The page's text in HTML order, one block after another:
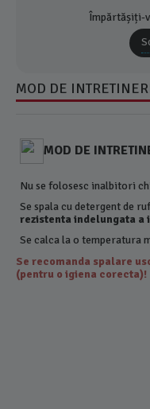
Împărtășiți-
MOD DE
MOD DE
Nu se folosesc inalbitori
Se spala cu detergent de
rezistenta indelungata
Se calca la o temperatura
Se recomanda spalare
(pentru o igiena corecta)!